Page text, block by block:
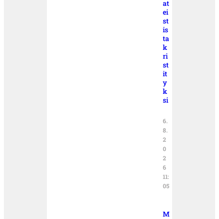
at
ei
st
is
ta
k
ri
st
it
y
k
si
6.
8.
2
0
2
6
11:
05
M